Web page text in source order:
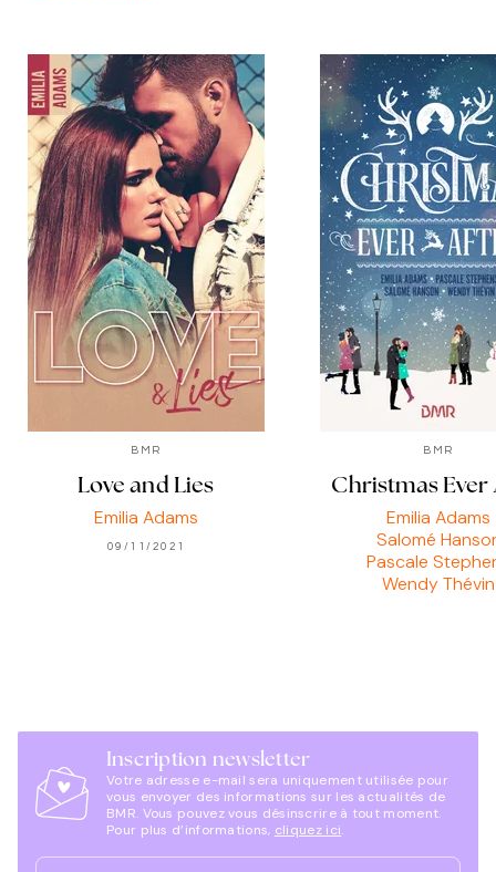
BMR
Love and Lies
Emilia Adams
09/11/2021
BMR
Christmas Ever
Emilia Adams
Salomé
Pascale
Wendy Thévin
Inscription newsletter
Votre adresse e-mail sera uniquement utilisée pour
vous envoyer des informations sur les actualités de
BMR. Vous pouvez vous désinscrire à tout moment.
Pour plus d’informations, cliquez ici.